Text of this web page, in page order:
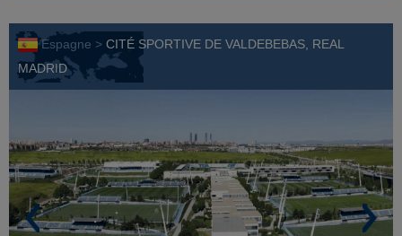
Espagne > CITÉ SPORTIVE DE VALDEBEBAS, REAL
MADRID